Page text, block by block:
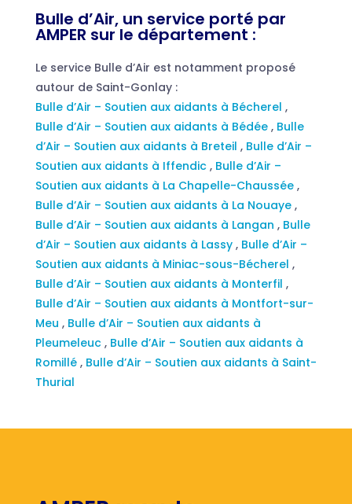
Bulle d’Air, un service porté par
AMPER sur le département :
Le service Bulle d’Air est notamment proposé
autour de Saint-Gonlay :
Bulle d’Air – Soutien aux aidants à Bécherel ,
Bulle d’Air – Soutien aux aidants à Bédée , Bulle
d’Air – Soutien aux aidants à Breteil , Bulle d’Air –
Soutien aux aidants à Iffendic , Bulle d’Air –
Soutien aux aidants à La Chapelle-Chaussée ,
Bulle d’Air – Soutien aux aidants à La Nouaye ,
Bulle d’Air – Soutien aux aidants à Langan , Bulle
d’Air – Soutien aux aidants à Lassy , Bulle d’Air –
Soutien aux aidants à Miniac-sous-Bécherel ,
Bulle d’Air – Soutien aux aidants à Monterfil ,
Bulle d’Air – Soutien aux aidants à Montfort-sur-
Meu , Bulle d’Air – Soutien aux aidants à
Pleumeleuc , Bulle d’Air – Soutien aux aidants à
Romillé , Bulle d’Air – Soutien aux aidants à Saint-
Thurial